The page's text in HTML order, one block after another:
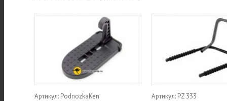
Артикул: PodnozkaKen Артикул: PZ 333